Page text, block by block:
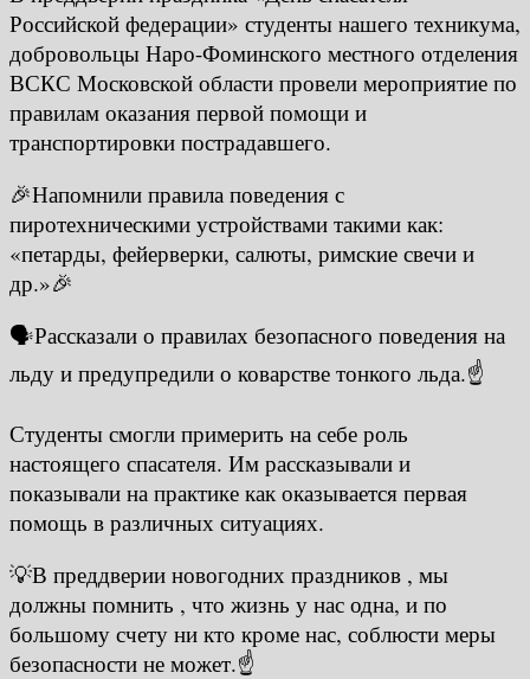
Российской федерации» студенты нашего техникума,
добровольцы Наро-Фоминского местного отделения
ВСКС Московской области провели мероприятие по
правилам оказания первой помощи и
транспортировки пострадавшего.
🎉Напомнили правила поведения с
пиротехническими устройствами такими как:
«петарды, фейерверки, салюты, римские свечи и
др.»🎉
🗣️Рассказали о правилах безопасного поведения на
льду и предупредили о коварстве тонкого льда.☝️
Студенты смогли примерить на себе роль
настоящего спасателя. Им рассказывали и
показывали на практике как оказывается первая
помощь в различных ситуациях.
💡В преддверии новогодних праздников , мы
должны помнить , что жизнь у нас одна, и по
большому счету ни кто кроме нас, соблюсти меры
безопасности не может.☝️